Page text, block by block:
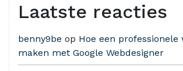
Laatste reacties
benny9be op Hoe een professionele
maken met Google Webdesigner